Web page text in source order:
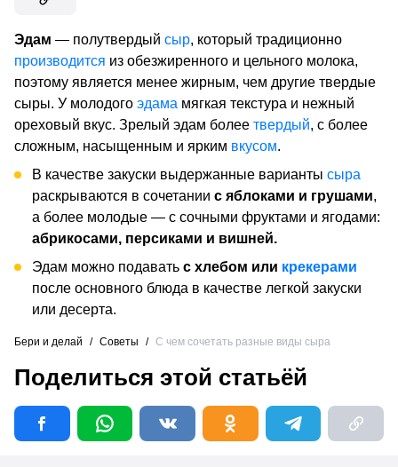
Эдам — полутвердый сыр, который традиционно
производится из обезжиренного и цельного молока,
поэтому является менее жирным, чем другие твердые
сыры. У молодого эдама мягкая текстура и нежный
ореховый вкус. Зрелый эдам более твердый, с более
сложным, насыщенным и ярким вкусом.
В качестве закуски выдержанные варианты сыра
раскрываются в сочетании с яблоками и грушами,
а более молодые — с сочными фруктами и ягодами:
абрикосами, персиками и вишней.
Эдам можно подавать с хлебом или крекерами
после основного блюда в качестве легкой закуски
или десерта.
Бери и делай / Советы / С чем сочетать разные виды сыра
Поделиться этой статьёй